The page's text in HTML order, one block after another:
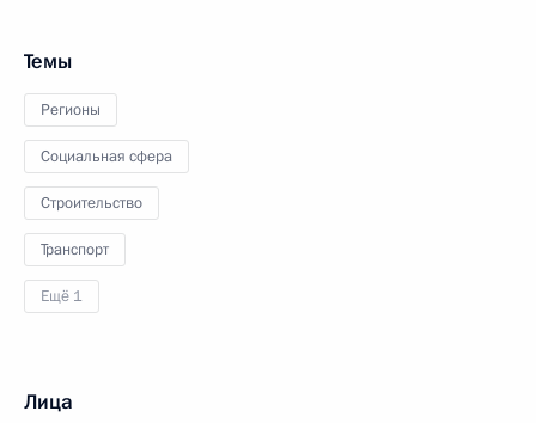
Темы
Регионы
Социальная сфера
Строительство
Транспорт
Ещё 1
Лица